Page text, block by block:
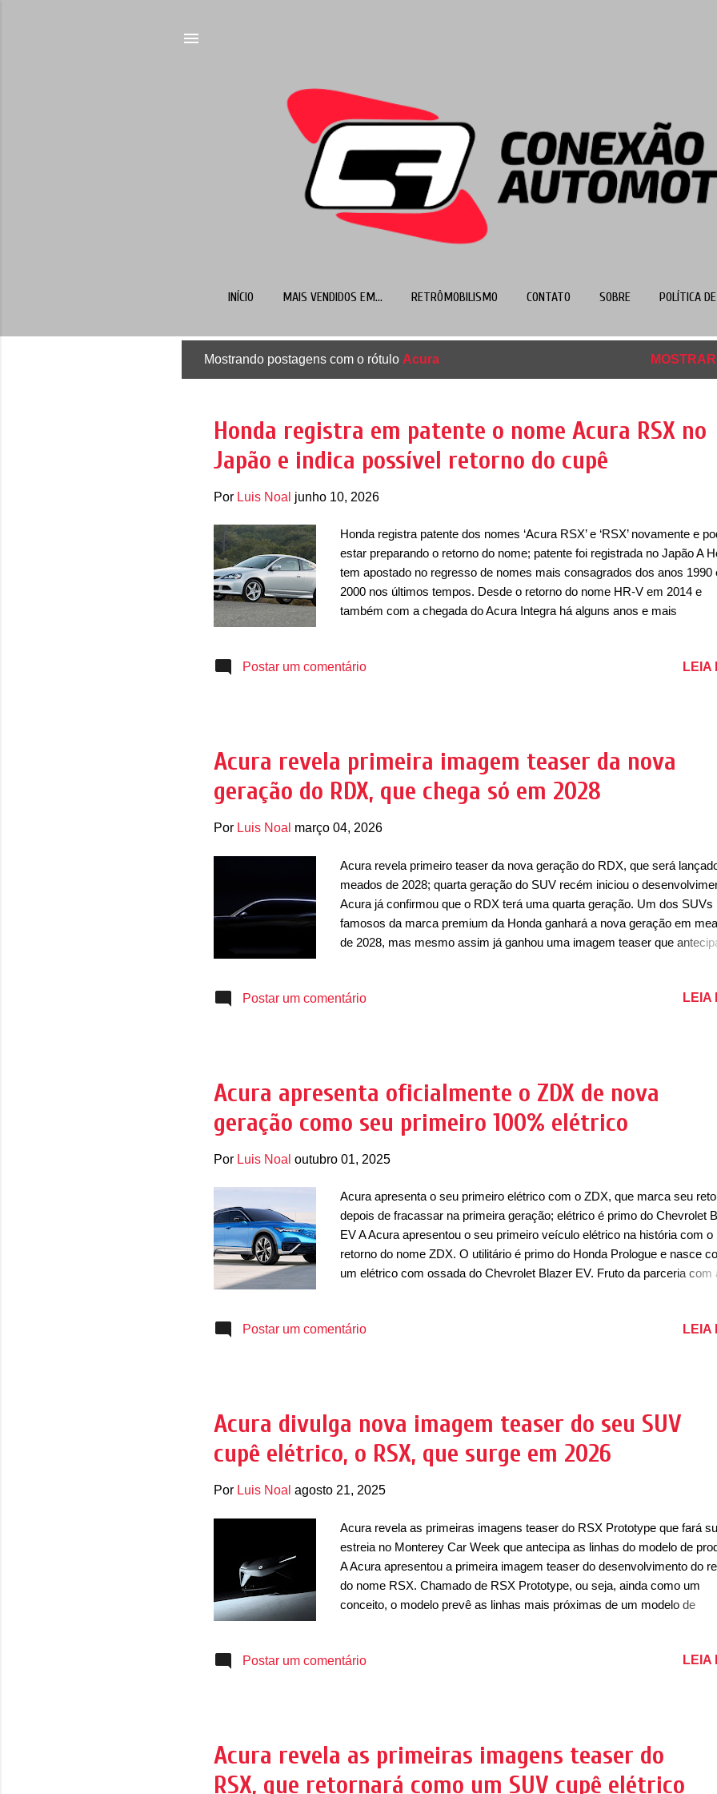
INÍCIO MAIS VENDIDOS EM... RETRÔMOBILISMO CONTATO SOBRE POLÍTICA
Mostrando postagens com o rótulo Acura
Honda registra em patente o nome Acura RSX no
Japão e indica possível retorno do cupê
Por Luis Noal junho 10, 2026
Honda registra patente dos nomes ‘Acura RSX’ e ‘RSX’ novamente e
estar preparando o retorno do nome; patente foi registrada no Japão A
tem apostado no regresso de nomes mais consagrados dos anos 1990
2000 nos últimos tempos. Desde o retorno do nome HR-V em 2014 e
também com a chegada do Acura Integra há alguns anos e mais
patente no Japão, os nomes ‘Acura RSX’ e ‘RSX’, indicando que o
mais. O registro do nome também pode estar relacionado com um novo
produto, até porque já vimos muitos nomes consagrados se
em outros mod...
Postar um comentário LEIA
Acura revela primeira imagem teaser da nova
geração do RDX, que chega só em 2028
Por Luis Noal março 04, 2026
Acura revela primeiro teaser da nova geração do RDX, que será
meados de 2028; quarta geração do SUV recém iniciou o
Acura já confirmou que o RDX terá uma quarta geração. Um dos SUVs
famosos da marca premium da Honda ganhará a nova geração em
de 2028, mas mesmo assim já ganhou uma imagem teaser que
quase que total do modelo. O RDX Hybrid deve contar com uma nova
do Acura MDX. "Por quase duas décadas, o RDX tem sido um dos
Acura mais populares, então é apropriado que a próxima quarta geração
R...
Postar um comentário LEIA
Acura apresenta oficialmente o ZDX de nova
geração como seu primeiro 100% elétrico
Por Luis Noal outubro 01, 2025
Acura apresenta o seu primeiro elétrico com o ZDX, que marca seu
depois de fracassar na primeira geração; elétrico é primo do Chevrolet
EV A Acura apresentou o seu primeiro veículo elétrico na história com o
retorno do nome ZDX. O utilitário é primo do Honda Prologue e nasce
um elétrico com ossada do Chevrolet Blazer EV. Fruto da parceria com
eletrificação a outros produtos da marca. Para isso, ele aposta em uma
possui faróis horizontais e afilados que ficam maiores nas
faróis possuem a assinatura de luzes diurnas (DRL) em L...
Postar um comentário LEIA
Acura divulga nova imagem teaser do seu SUV
cupê elétrico, o RSX, que surge em 2026
Por Luis Noal agosto 21, 2025
Acura revela as primeiras imagens teaser do RSX Prototype que fará
estreia no Monterey Car Week que antecipa as linhas do modelo de
A Acura apresentou a primeira imagem teaser do desenvolvimento do
do nome RSX. Chamado de RSX Prototype, ou seja, ainda como um
conceito, o modelo prevê as linhas mais próximas de um modelo de
modelo será mais um veículo elétrico da Acura depois do ZDX e a
especialmente para modelos elétricos e também marca a estreia de
sistema operacional próprio chamado de ASIMO OS, revelado no CES
Além da base e do sistema operacional, o RSX será o primeiro elétrico a
Postar um comentário LEIA
Acura revela as primeiras imagens teaser do
RSX, que retornará como um SUV cupê elétrico